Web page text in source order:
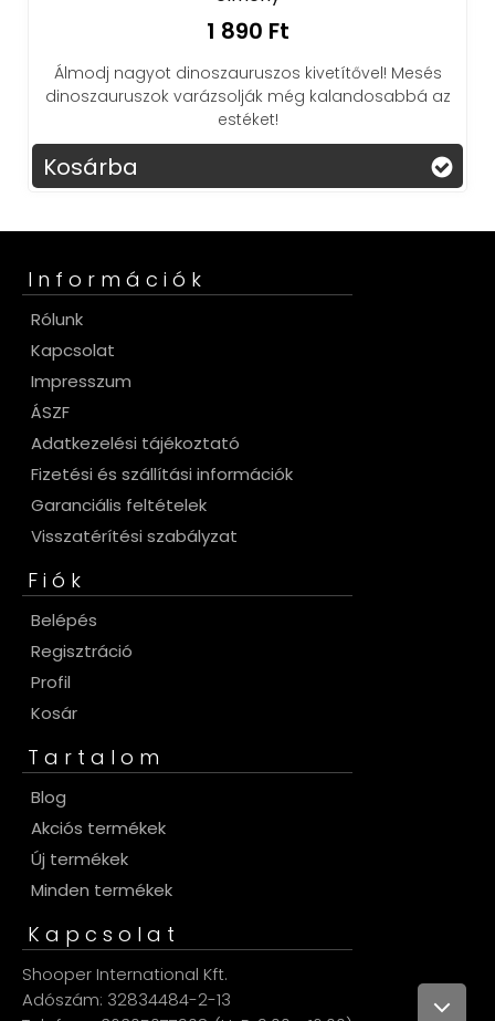
1 890 Ft
Álmodj nagyot dinoszauruszos kivetítővel! Mesés
dinoszauruszok varázsolják még kalandosabbá az
estéket!
Kosárba
Információk
Rólunk
Kapcsolat
Impresszum
ÁSZF
Adatkezelési tájékoztató
Fizetési és szállítási információk
Garanciális feltételek
Visszatérítési szabályzat
Fiók
Belépés
Regisztráció
Profil
Kosár
Tartalom
Blog
Akciós termékek
Új termékek
Minden termékek
Kapcsolat
Shooper International Kft.
Adószám: 32834484-2-13